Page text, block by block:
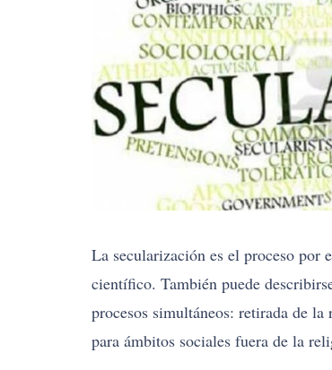
La secularización es el proceso
científico. También puede
procesos simultáneos: retirada de
para ámbitos sociales fuera de la